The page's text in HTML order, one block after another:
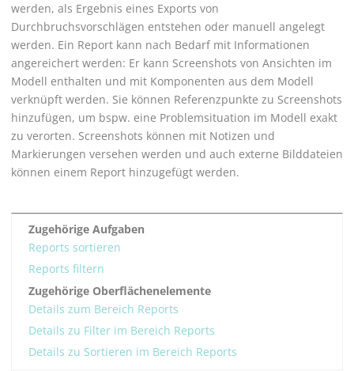
werden, als Ergebnis eines Exports von
Durchbruchsvorschlägen entstehen oder manuell angelegt
werden. Ein Report kann nach Bedarf mit Informationen
angereichert werden: Er kann Screenshots von Ansichten im
Modell enthalten und mit Komponenten aus dem Modell
verknüpft werden. Sie können Referenzpunkte zu Screenshots
hinzufügen, um bspw. eine Problemsituation im Modell exakt
zu verorten. Screenshots können mit Notizen und
Markierungen versehen werden und auch externe Bilddateien
können einem Report hinzugefügt werden.
Zugehörige Aufgaben
Reports sortieren
Reports filtern
Zugehörige Oberflächenelemente
Details zum Bereich Reports
Details zu Filter im Bereich Reports
Details zu Sortieren im Bereich Reports